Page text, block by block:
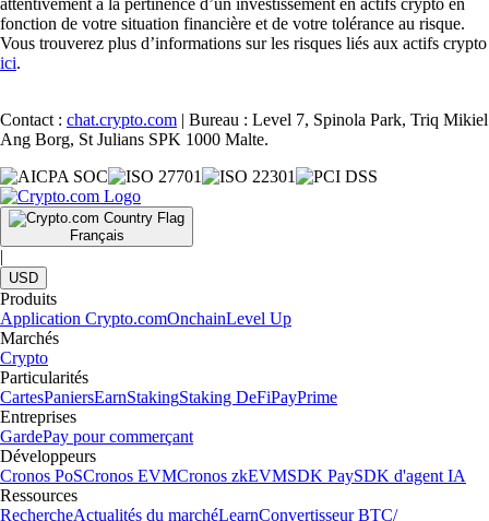
attentivement à la pertinence d’un investissement en actifs crypto en
fonction de votre situation financière et de votre tolérance au risque.
Vous trouverez plus d’informations sur les risques liés aux actifs crypto
ici.
Contact : chat.crypto.com | Bureau : Level 7, Spinola Park, Triq Mikiel
Ang Borg, St Julians SPK 1000 Malte.
Français
|
USD
Produits
Application Crypto.comOnchainLevel Up
Marchés
Crypto
Particularités
CartesPaniersEarnStakingStaking DeFiPayPrime
Entreprises
GardePay pour commerçant
Développeurs
Cronos PoSCronos EVMCronos zkEVMSDK PaySDK d'agent IA
Ressources
RechercheActualités du marchéLearnConvertisseur BTC/